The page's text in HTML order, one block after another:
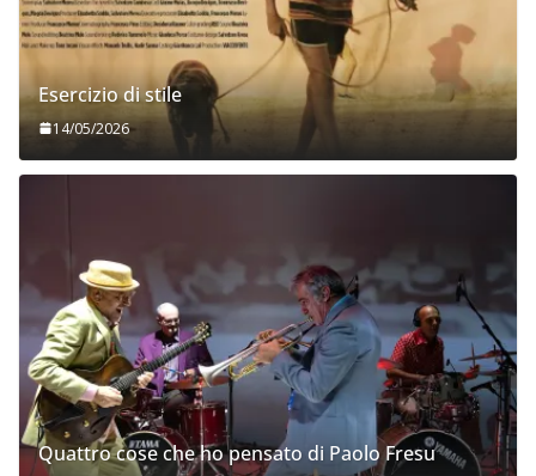
Esercizio di stile
14/05/2026
Quattro cose che ho pensato di Paolo Fresu